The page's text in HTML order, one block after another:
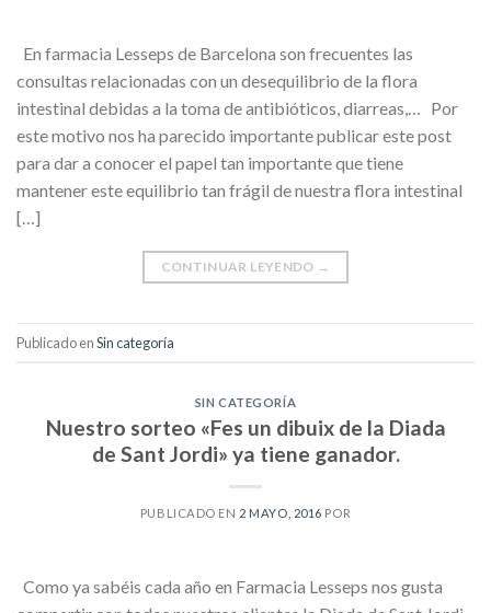
En farmacia Lesseps de Barcelona son frecuentes las
consultas relacionadas con un desequilibrio de la flora
intestinal debidas a la toma de antibióticos, diarreas,… Por
este motivo nos ha parecido importante publicar este post
para dar a conocer el papel tan importante que tiene
mantener este equilibrio tan frágil de nuestra flora intestinal
[…]
CONTINUAR LEYENDO →
Publicado enSin categoría
SIN CATEGORÍA
Nuestro sorteo «Fes un dibuix de la Diada
de Sant Jordi» ya tiene ganador.
PUBLICADO EN 2 MAYO, 2016 POR
Como ya sabéis cada año en Farmacia Lesseps nos gusta